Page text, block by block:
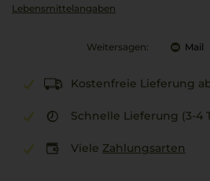
Lebensmittel­angaben
Weitersagen: Mail
Kostenfreie Lieferung
Schnelle Lieferung (3-4
Viele Zahlungsarten